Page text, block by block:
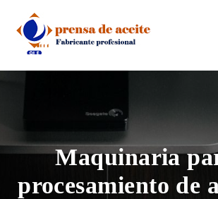
content
Maquinaria
procesamiento de